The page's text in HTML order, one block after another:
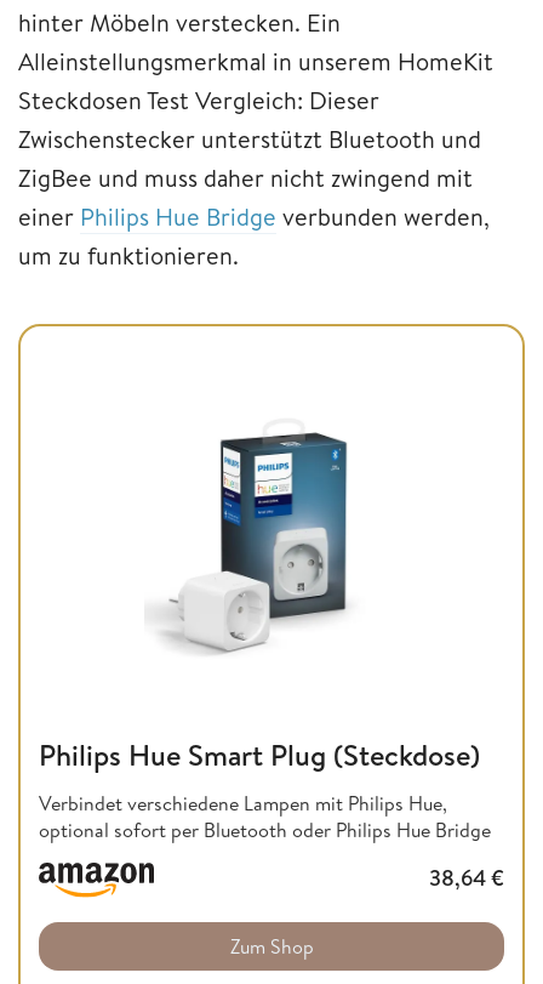
hinter Möbeln verstecken. Ein
Alleinstellungsmerkmal in unserem HomeKit
Steckdosen Test Vergleich: Dieser
Zwischenstecker unterstützt Bluetooth und
ZigBee und muss daher nicht zwingend mit
einer Philips Hue Bridge verbunden werden,
um zu funktionieren.
Philips Hue Smart Plug (Steckdose)
Verbindet verschiedene Lampen mit Philips Hue,
optional sofort per Bluetooth oder Philips Hue Bridge
38,64€
Zum Shop